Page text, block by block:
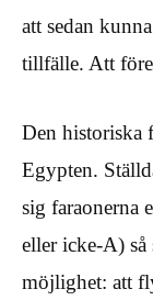
att sedan
tillfälle. Att
Den historiska
Egypten.
sig faraonerna
eller icke-A) så
möjlighet: att